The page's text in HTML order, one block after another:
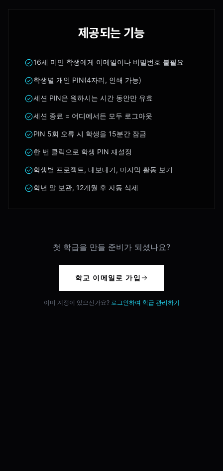
제공되는 기능
16세 미만 학생에게 이메일이나 비밀번호 불필요
학생별 개인 PIN(4자리, 인쇄 가능)
세션 PIN은 원하시는 시간 동안만 유효
세션 종료 = 어디에서든 모두 로그아웃
PIN 5회 오류 시 학생을 15분간 잠금
한 번 클릭으로 학생 PIN 재설정
학생별 프로젝트, 내보내기, 마지막 활동 보기
학년 말 보관, 12개월 후 자동 삭제
첫 학급을 만들 준비가 되셨나요?
학교 이메일로 가입
이미 계정이 있으신가요? 로그인하여 학급 관리하기